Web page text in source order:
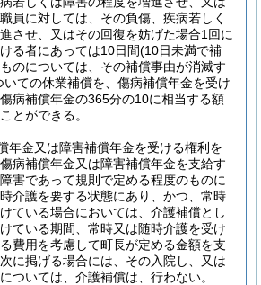
員に対しては、その負傷、疾病若しく
させ、又はその回復を妨げた場合1回に
る者にあっては10日間(10日未満で補
のについては、その補償事由が消滅す
いての休業補償を、傷病補償年金を受け
病補償年金の365分の10に相当する額
とができる。
年金又は障害補償年金を受ける権利を
病補償年金又は障害補償年金を支給す
害であって規則で定める程度のものに
介護を要する状態にあり、かつ、常時
ている場合においては、介護補償とし
ている期間、常時又は随時介護を受け
費用を考慮して町長が定める金額を支
に掲げる場合には、その入院し、又は
ついては、介護補償は、行わない。